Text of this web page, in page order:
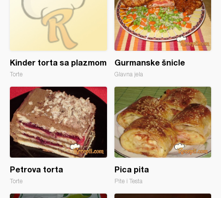
Kinder torta sa plazmom
Torte
Gurmanske šnicle
Glavna jela
Petrova torta
Torte
Pica pita
Pite i Testa